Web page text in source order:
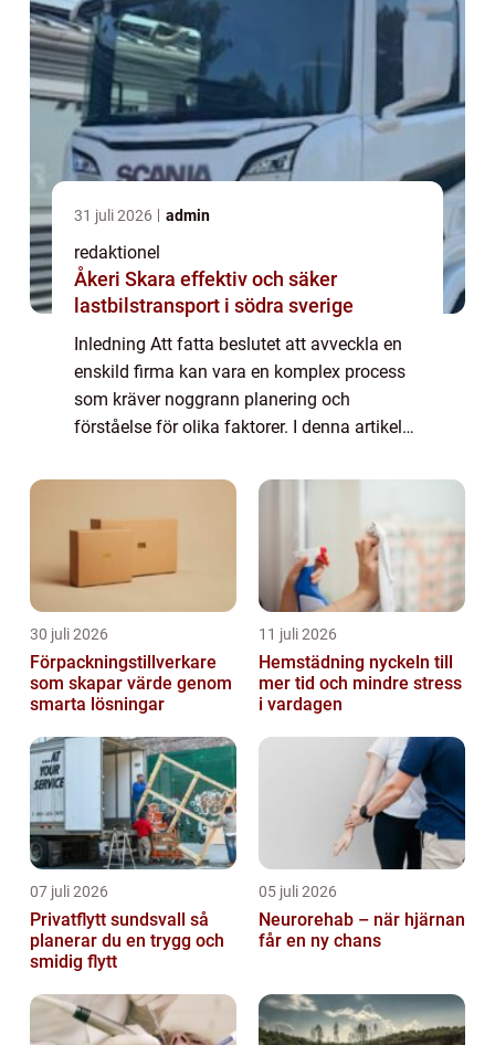
31 juli 2026 admin
redaktionel
Åkeri Skara effektiv och säker
lastbilstransport i södra sverige
Inledning Att fatta beslutet att avveckla en
enskild firma kan vara en komplex process
som kräver noggrann planering och
förståelse för olika faktorer. I denna artikel
enskild firma” genom att ge en ...
30 juli 2026
Förpackningstillverkare
som skapar värde genom
smarta lösningar
11 juli 2026
Hemstädning nyckeln till
mer tid och mindre stress
i vardagen
07 juli 2026
Privatflytt sundsvall så
planerar du en trygg och
smidig flytt
05 juli 2026
Neurorehab – när hjärnan
får en ny chans